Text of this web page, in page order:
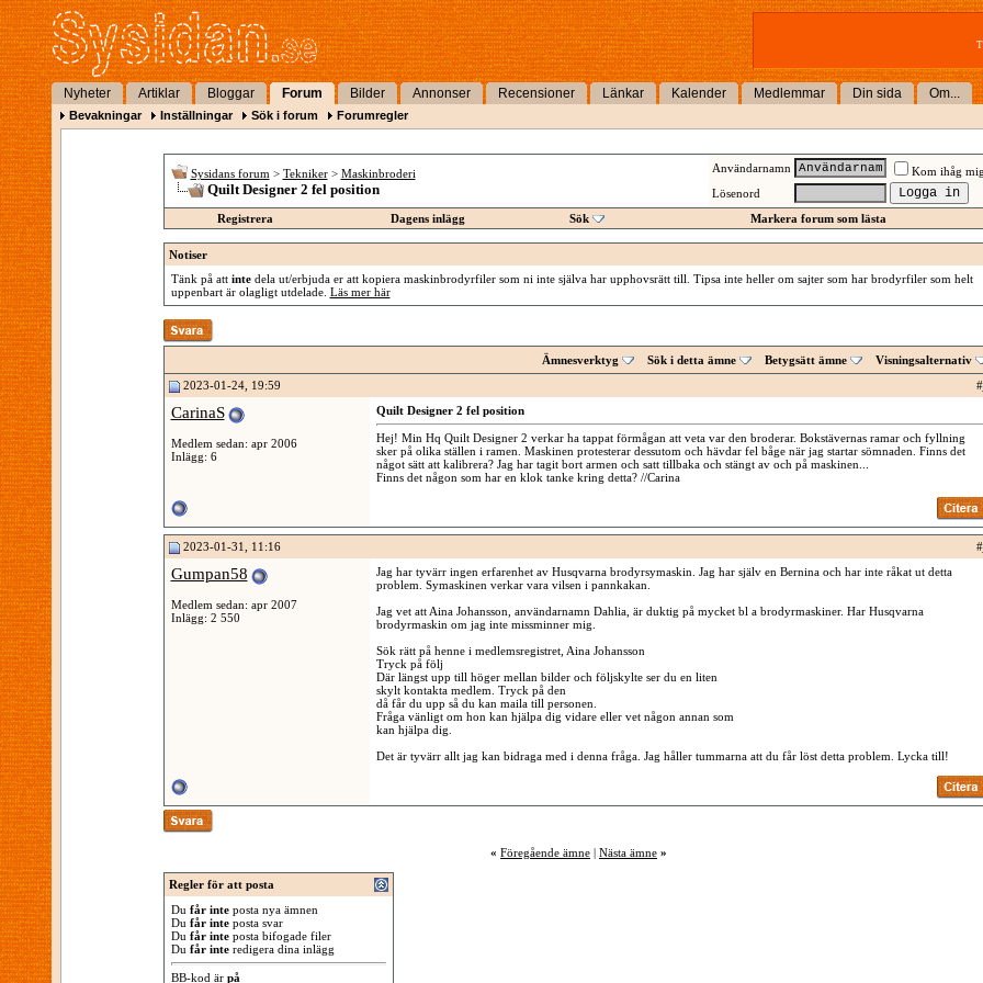
Nyheter Artiklar Bloggar Forum Bilder Annonser Recensioner Länkar Kalender Medlemmar Din sida Om...
Bevakningar Inställningar Sök i forum Forumregler
Sysidans forum > Tekniker > Maskinbroderi
Quilt Designer 2 fel position
Användarnamn
Kom ihåg
Lösenord
Registrera
Dagens inlägg Sök Markera forum som lästa
Notiser
Tänk på att intedela ut/erbjuda er att kopiera maskinbrodyrfiler som ni inte själva har upphovsrätt till. Tipsa inte heller om sajter som har brodyrfiler som helt
uppenbart är olagligt utdelade. Läs mer här
Ämnesverktyg Sök i detta ämne Betygsätt ämne
Visningsalternativ
2023-01-24, 19:59
#
CarinaS
Medlem sedan: apr 2006
Inlägg: 6
Quilt Designer 2 fel position
Hej! Min Hq Quilt Designer 2 verkar ha tappat förmågan att veta var den broderar. Bokstävernas ramar och fyllning
sker på olika ställen i ramen. Maskinen protesterar dessutom och hävdar fel båge när jag startar sömnaden. Finns det
något sätt att kalibrera? Jag har tagit bort armen och satt tillbaka och stängt av och på maskinen...
Finns det någon som har en klok tanke kring detta? //Carina
2023-01-31, 11:16 #
Gumpan58
Medlem sedan: apr 2007
Inlägg: 2 550
Jag har tyvärr ingen erfarenhet av Husqvarna brodyrsymaskin. Jag har själv en Bernina och har inte råkat ut detta
problem. Symaskinen verkar vara vilsen i pannkakan.
Jag vet att Aina Johansson, användarnamn Dahlia, är duktig på mycket bl a brodyrmaskiner. Har Husqvarna
brodyrmaskin om jag inte missminner mig.
Sök rätt på henne i medlemsregistret, Aina Johansson
Tryck på följ
Där längst upp till höger mellan bilder och följskylte ser du en liten
skylt kontakta medlem. Tryck på den
då får du upp så du kan maila till personen.
Fråga vänligt om hon kan hjälpa dig vidare eller vet någon annan som
kan hjälpa dig.
Det är tyvärr allt jag kan bidraga med i denna fråga. Jag håller tummarna att du får löst detta problem. Lycka till!
« Föregående ämne | Nästa ämne »
Regler för att posta
Du får inteposta nya ämnen
Du får inteposta svar
Du får inteposta bifogade filer
Du får interedigera dina inlägg
BB-kod är på